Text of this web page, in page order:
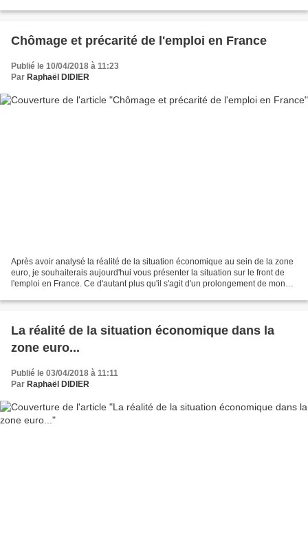
Chômage et précarité de l'emploi en France
Publié le 10/04/2018 à 11:23
Par Raphaël DIDIER
Après avoir analysé la réalité de la situation économique au sein de la zone
euro, je souhaiterais aujourd'hui vous présenter la situation sur le front de
l'emploi en France. Ce d'autant plus qu'il s'agit d'un prolongement de mon
La réalité de la situation économique dans la
zone euro...
Publié le 03/04/2018 à 11:11
Par Raphaël DIDIER